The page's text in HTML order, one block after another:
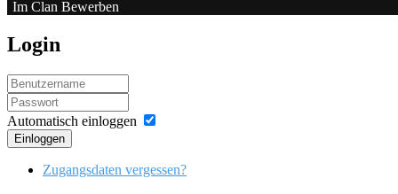
Im Clan Bewerben
Login
Automatisch einloggen
Einloggen
Zugangsdaten vergessen?